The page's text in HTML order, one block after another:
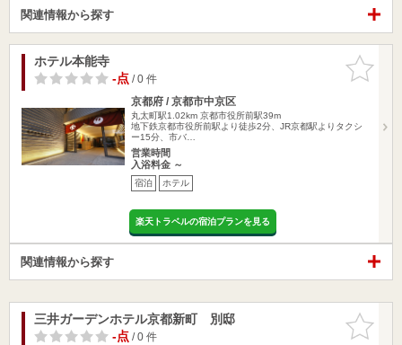
関連情報から探す
お気に入
りに追加
ホテル本能寺
-点/ 0 件
京都府 / 京都市中京区
丸太町駅1.02km 京都市役所前駅39m
地下鉄京都市役所前駅より徒歩2分、JR京都駅よりタクシ
ー15分、市バ…
営業時間
入浴料金 ～
宿泊 ホテル
楽天トラベルの宿泊プランを見る
関連情報から探す
お気に入
りに追加
三井ガーデンホテル京都新町 別邸
-点/ 0 件